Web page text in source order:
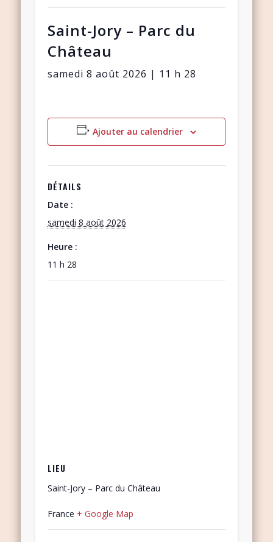
Saint-Jory – Parc du
Château
samedi 8 août 2026 | 11 h 28
Ajouter au calendrier
DÉTAILS
Date :
samedi 8 août 2026
Heure :
11 h 28
LIEU
Saint-Jory – Parc du Château
France + Google Map